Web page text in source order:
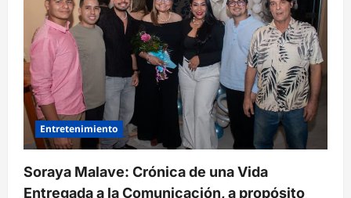
n
t
r
a
d
a
s
Entretenimiento
Soraya Malave: Crónica de una Vida
Entregada a la Comunicación, a propósito